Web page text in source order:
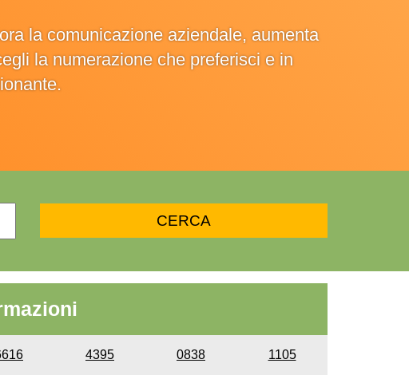
la comunicazione aziendale, aumenta
la numerazione che preferisci e in
4395 0838 1105